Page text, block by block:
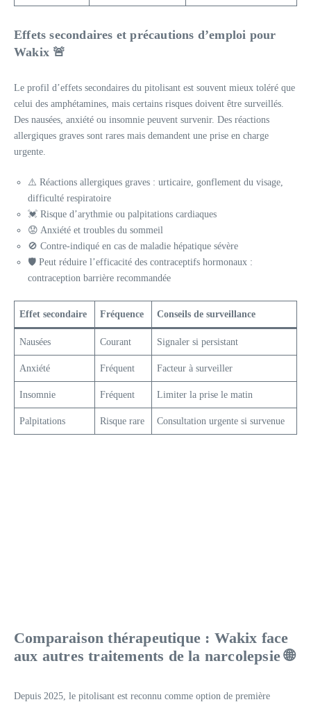
Effets secondaires et précautions d’emploi pour
Wakix 🚨
Le profil d’effets secondaires du pitolisant est souvent mieux toléré que
celui des amphétamines, mais certains risques doivent être surveillés.
Des nausées, anxiété ou insomnie peuvent survenir. Des réactions
allergiques graves sont rares mais demandent une prise en charge
urgente.
⚠️ Réactions allergiques graves : urticaire, gonflement du visage,
difficulté respiratoire
💓 Risque d’arythmie ou palpitations cardiaques
😟 Anxiété et troubles du sommeil
🚫 Contre-indiqué en cas de maladie hépatique sévère
🛡️ Peut réduire l’efficacité des contraceptifs hormonaux :
contraception barrière recommandée
Effet secondaire Fréquence Conseils de surveillance
Nausées Courant Signaler si persistant
Anxiété Fréquent Facteur à surveiller
Insomnie Fréquent Limiter la prise le matin
Palpitations Risque rare Consultation urgente si survenue
Comparaison thérapeutique : Wakix face
aux autres traitements de la narcolepsie 🌐
Depuis 2025, le pitolisant est reconnu comme option de première